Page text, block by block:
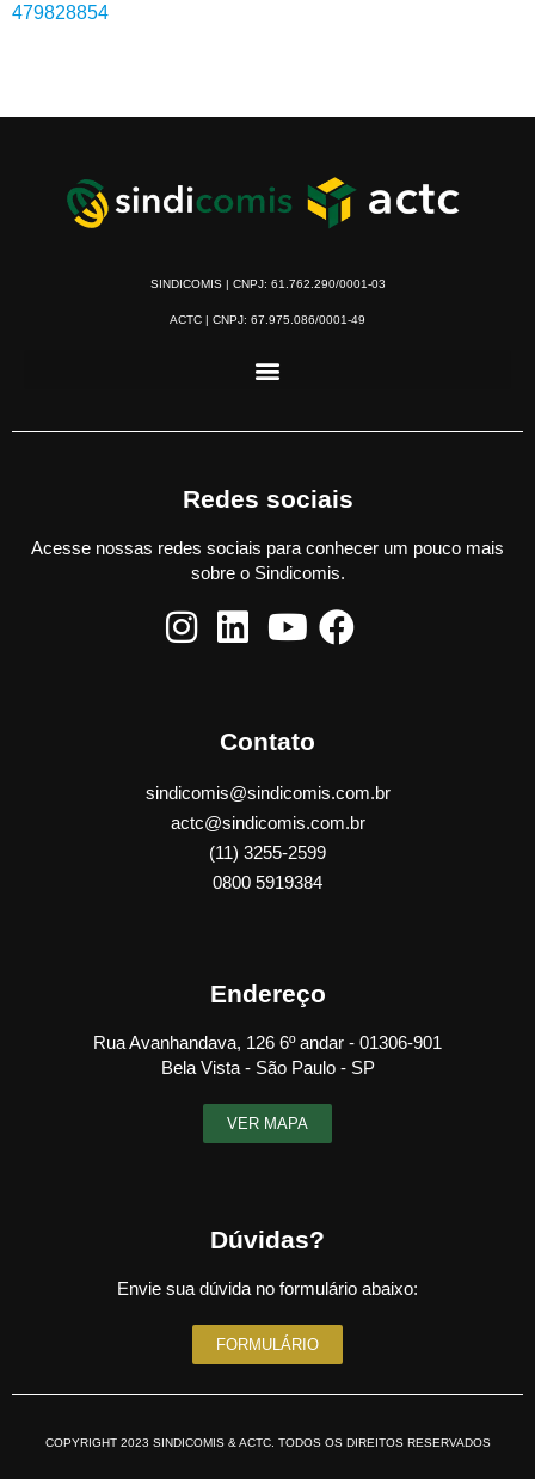
479828854
SINDICOMIS | CNPJ: 61.762.290/0001-03
ACTC | CNPJ: 67.975.086/0001-49
Redes sociais
Acesse nossas redes sociais para conhecer um pouco mais
sobre o Sindicomis.
Contato
sindicomis@sindicomis.com.br
actc@sindicomis.com.br
(11) 3255-2599
0800 5919384
Endereço
Rua Avanhandava, 126 6º andar - 01306-901
Bela Vista - São Paulo - SP
VER MAPA
Dúvidas?
Envie sua dúvida no formulário abaixo:
FORMULÁRIO
COPYRIGHT 2023 SINDICOMIS & ACTC. TODOS OS DIREITOS RESERVADOS